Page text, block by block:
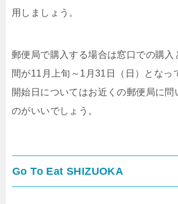
用しましょう。
郵便局で購入する場合は窓口での購入
間が11月上旬～1月31日（日）となっ
開始日についてはお近くの郵便局に問
のがいいでしょう。
Go To Eat SHIZUOKA